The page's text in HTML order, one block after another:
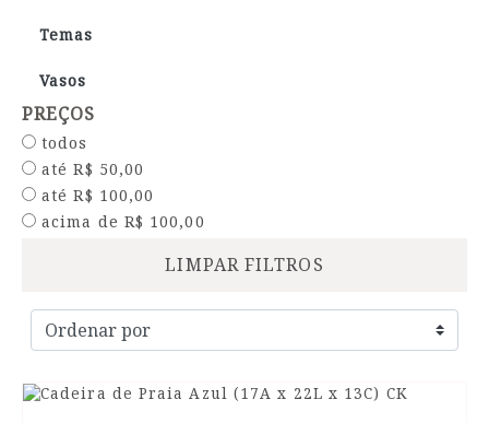
Temas
Vasos
PREÇOS
todos
até R$ 50,00
até R$ 100,00
acima de R$ 100,00
LIMPAR FILTROS